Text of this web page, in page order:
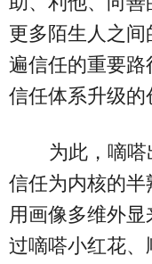
更多陌生人之
遍信任的重要
信任体系升级的
为此，嘀
信任为内核的
用画像多维外
过嘀嗒小红花